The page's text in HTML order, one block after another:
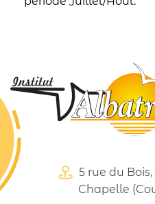
5 rue du
Chapelle